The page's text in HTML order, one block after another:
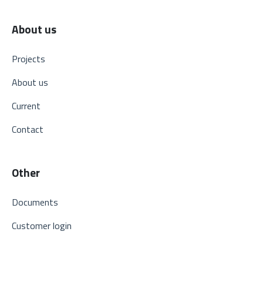
About us
Projects
About us
Current
Contact
Other
Documents
Customer login